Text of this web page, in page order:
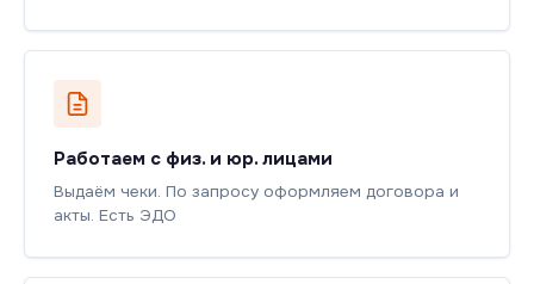
Работаем с физ. и юр. лицами
Выдаём чеки. По запросу оформляем договора и
акты. Есть ЭДО